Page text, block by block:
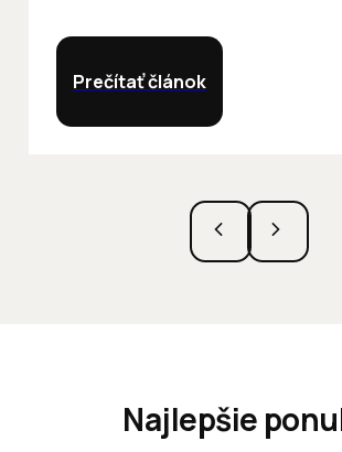
Prečítať článok
Najlepšie